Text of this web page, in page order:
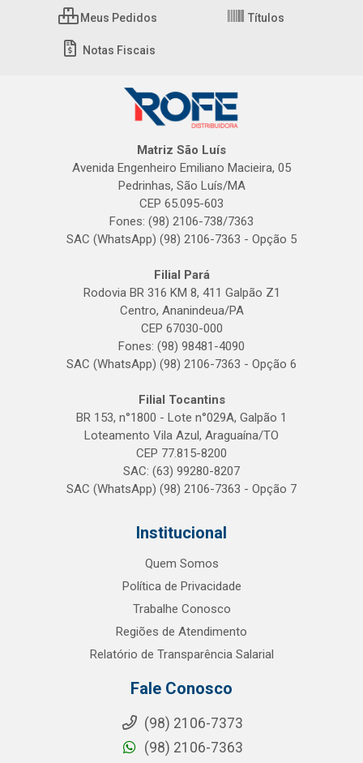
Meus Pedidos Títulos
Notas Fiscais
Matriz São Luís
Avenida Engenheiro Emiliano Macieira, 05
Pedrinhas, São Luís/MA
CEP 65.095-603
Fones: (98) 2106-738/7363
SAC (WhatsApp) (98) 2106-7363 - Opção 5
Filial Pará
Rodovia BR 316 KM 8, 411 Galpão Z1
Centro, Ananindeua/PA
CEP 67030-000
Fones: (98) 98481-4090
SAC (WhatsApp) (98) 2106-7363 - Opção 6
Filial Tocantins
BR 153, n°1800 - Lote n°029A, Galpão 1
Loteamento Vila Azul, Araguaína/TO
CEP 77.815-8200
SAC: (63) 99280-8207
SAC (WhatsApp) (98) 2106-7363 - Opção 7
Institucional
Quem Somos
Política de Privacidade
Trabalhe Conosco
Regiões de Atendimento
Relatório de Transparência Salarial
Fale Conosco
(98) 2106-7373
(98) 2106-7363